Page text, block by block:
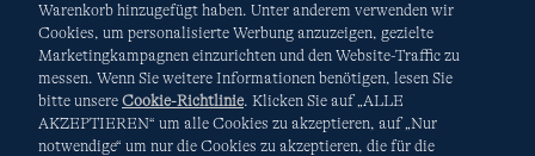
AGB Datenschutz & Sicherheit
Cookies-Ich möchte auswählen Site Map
Internationale Websites
Warenkorb hinzugefügt haben. Unter anderem verwenden wir
Cookies, um personalisierte Werbung anzuzeigen, gezielte
Marketingkampagnen einzurichten und den Website-Traffic zu
messen. Wenn Sie weitere Informationen benötigen, lesen Sie
bitte unsere Cookie-Richtlinie. Klicken Sie auf „ALLE
AKZEPTIEREN“ um alle Cookies zu akzeptieren, auf „Nur
notwendige“ um nur die Cookies zu akzeptieren, die für die